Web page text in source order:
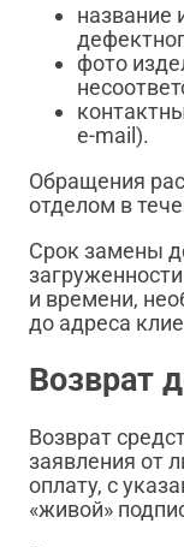
название
фото
e-mail).
Обращения
отделом в
Срок замены
и времени,
до адреса
Возврат
Возврат
заявления от
оплату, с
«живой»